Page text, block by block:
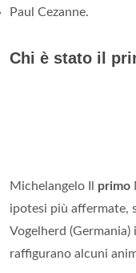
Paul Cezanne.
Chi è stato il
Michelangelo Il primo
ipotesi più affermate,
Vogelherd
raffigurano alcuni